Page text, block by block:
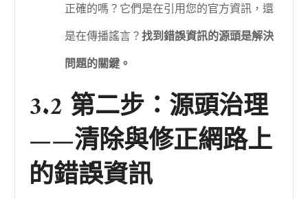
正確的嗎？它們是在引用您的官方資訊，還
是在傳播謠言？找到錯誤資訊的源頭是解決
問題的關鍵。
3.2 第二步：源頭治理
——清除與修正網路上
的錯誤資訊